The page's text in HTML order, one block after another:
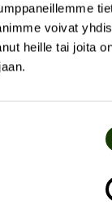
voivat
heille tai joita